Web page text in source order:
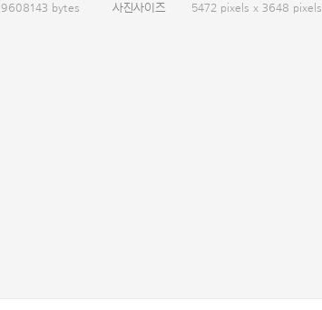
9608143 bytes 사진사이즈 5472 pixels x 3648 pixels